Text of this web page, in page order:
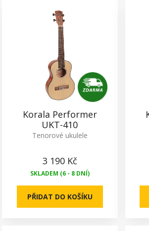
Korala Performer
UKT-410
Tenorové ukulele
3 190 Kč
SKLADEM (6 - 8 DNÍ)
PŘIDAT DO KOŠÍKU